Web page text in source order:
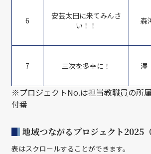
6
安芸太田に来てみんさ
い！！
森
7 三次を多幸に！ 澤
※プロジェクトNo.は担当教職員の所
付番
地域つながるプロジェクト2025
表はスクロールすることができます。